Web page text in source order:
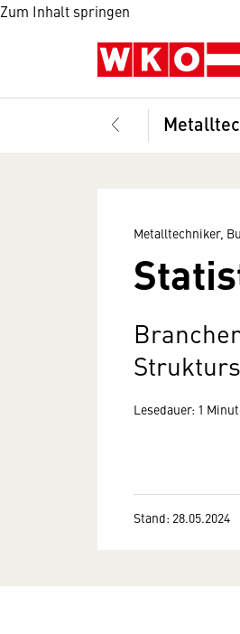
Zum Inhalt springen
Metalltechniker,
Lesedauer: 1
Stand: 28.05.2024